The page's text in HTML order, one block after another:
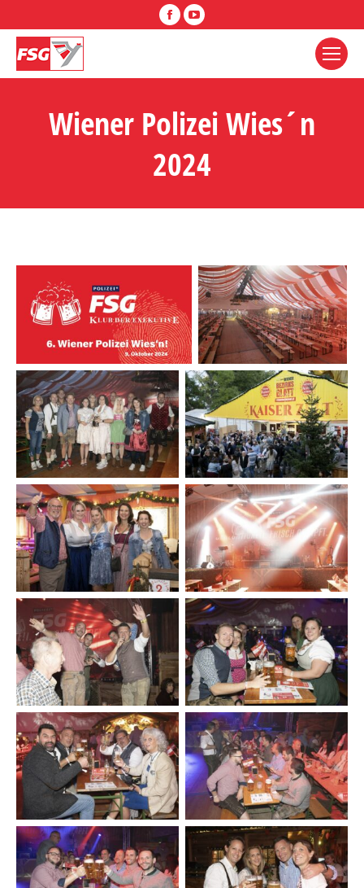
FacebookYouTube
Wiener Polizei Wies´n
2024